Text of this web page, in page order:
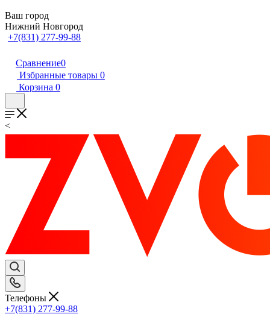
Ваш город
Нижний Новгород
+7(831) 277-99-88
Сравнение0
Избранные товары 0
Корзина 0
<
Телефоны
+7(831) 277-99-88